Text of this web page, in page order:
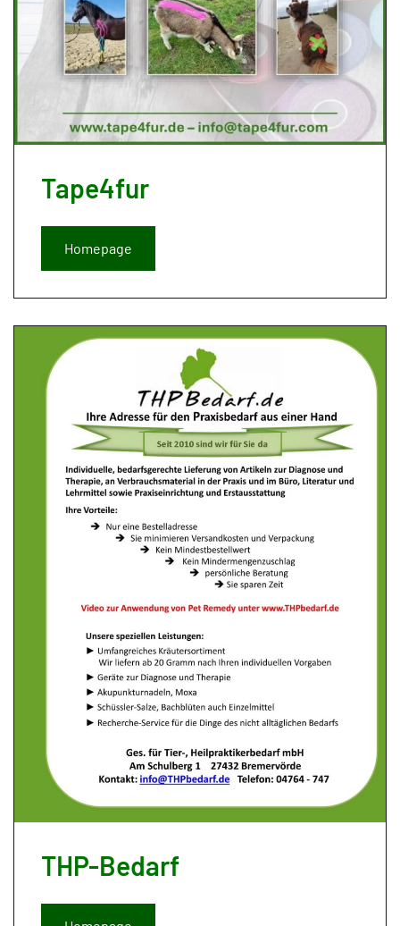
Tape4fur
Homepage
THP-Bedarf